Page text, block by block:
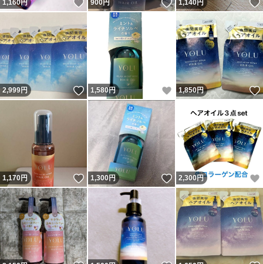
1,160円 いいね！
900円 いいね！
1,140円
2,999円 いいね！
1,580円 いいね！
1,850円
1,170円 いいね！
1,300円 いいね！
2,300円